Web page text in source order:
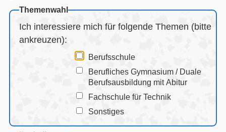
Themenwahl
Ich interessiere mich für folgende Themen (bitte
ankreuzen):
Berufsschule
Berufliches Gymnasium / Duale
Berufsausbildung mit Abitur
Fachschule für Technik
Sonstiges